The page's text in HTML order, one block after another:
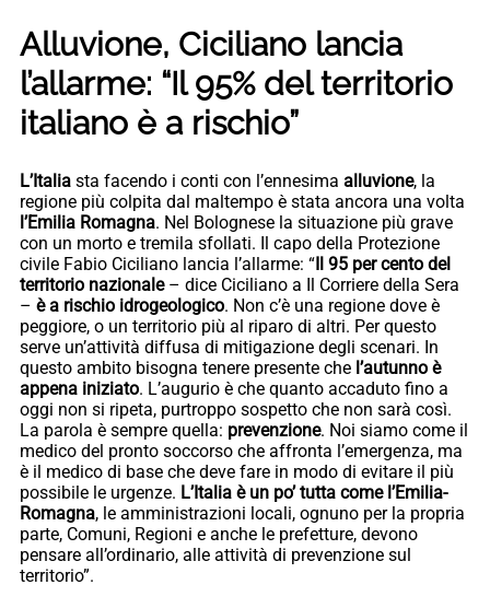
Alluvione, Ciciliano lancia
l’allarme: “Il 95% del territorio
italiano è a rischio”
L’Italia sta facendo i conti con l’ennesima alluvione, la
regione più colpita dal maltempo è stata ancora una volta
l’Emilia Romagna. Nel Bolognese la situazione più grave
con un morto e tremila sfollati. Il capo della Protezione
civile Fabio Ciciliano lancia l’allarme: “Il 95 per cento del
territorio nazionale– dice Ciciliano a Il Corriere della Sera
– è a rischio idrogeologico. Non c’è una regione dove è
peggiore, o un territorio più al riparo di altri. Per questo
serve un’attività diffusa di mitigazione degli scenari. In
questo ambito bisogna tenere presente che l’autunno è
appena iniziato. L’augurio è che quanto accaduto fino a
oggi non si ripeta, purtroppo sospetto che non sarà così.
La parola è sempre quella: prevenzione. Noi siamo come il
medico del pronto soccorso che affronta l’emergenza, ma
è il medico di base che deve fare in modo di evitare il più
possibile le urgenze. L’Italia è un po’ tutta come l’Emilia-
Romagna, le amministrazioni locali, ognuno per la propria
parte, Comuni, Regioni e anche le prefetture, devono
pensare all’ordinario, alle attività di prevenzione sul
territorio”.